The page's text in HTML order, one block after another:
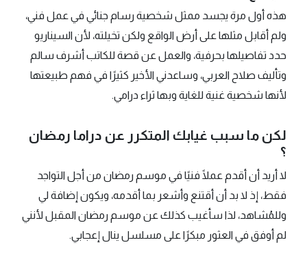
هذه أول مرة يجسد ممثل شخصية رسام جنائي في عمل فني،
ولم أقابل مثلها على أرض الواقع ولكن تخيلته، لأن السيناريو
حدد تفاصيلها بحرفية، والعمل عن قصة للكاتب أشرف سالم
وتأليف صلاح العربي، وساعدني الأخير كثيرًا في فهم طبيعتها
لأنها شخصية غنية للغاية وبها ثراء درامي.
لكن ما سبب غيابك المتكرر عن دراما رمضان
؟
لا أريد أن أقدم عملًا فنيًا في موسم رمضان من أجل التواجد
فقط، إذ لا بد أن أقتنع وأشعر بما أقدمه، ويكون إضافة لي
وللمُشاهد، لذا سأغيب كذلك عن موسم رمضان المقبل لأنني
لم أوفق في العثور مبكرًا على مسلسل ينال إعجابي.